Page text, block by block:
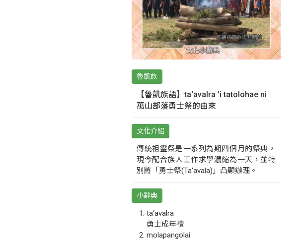
魯凱族
【魯凱族語】ta‘avalra ‘i tatolohae ni｜
萬山部落勇士祭的由來
文化介紹
傳統祖靈祭是一系列為期四個月的祭典，
現今配合族人工作求學濃縮為一天，並特
別將「勇士祭(Ta‘avala)」凸顯辦理。
小辭典
ta‘avalra
勇士成年禮
molapangolai